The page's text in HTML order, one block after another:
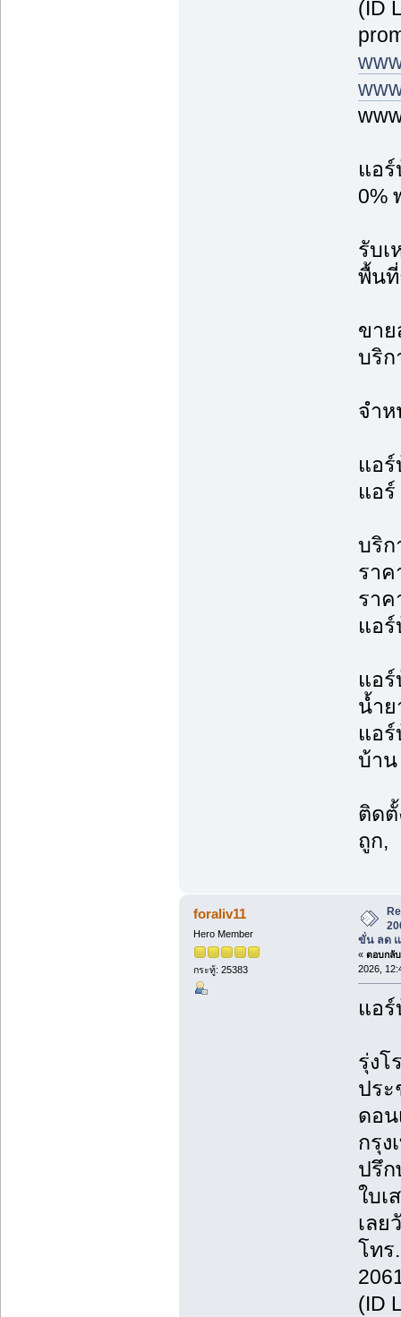
(ID
แอ
0%
รับเ
พื้น
ขาย
บริก
จำ
แอ
แอ
บริ
ราค
รา
แอ
แอ
น้ำย
แอร์
บ้า
ติด
ถูก,
foraliv11
Hero Member
กระทู้: 25383
ขั่น ลด
« ตอบกลั
2026,
แอ
รุ่งโ
ประ
ดอน
กรุง
ปรึก
ใบเ
เลย
โทร
(ID